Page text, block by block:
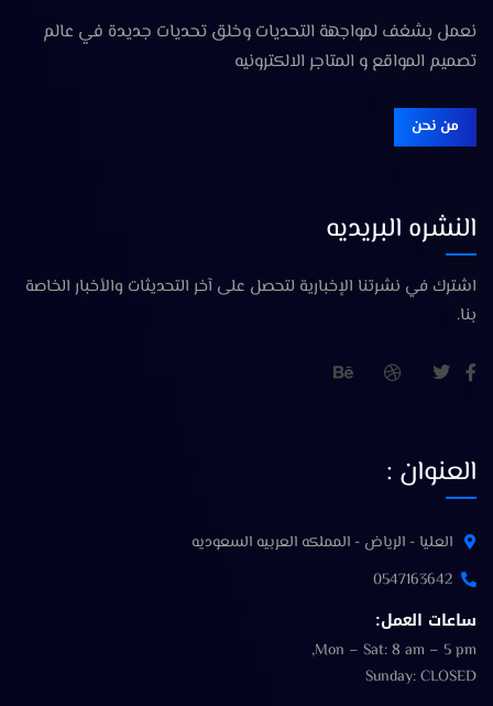
نعمل بشغف لمواجهة التحديات وخلق تحديات جديدة في عالم
تصميم المواقع و المتاجر الالكترونيه
من نحن
النشره البريديه
اشترك في نشرتنا الإخبارية لتحصل على آخر التحديثات والأخبار الخاصة
بنا.
العنوان :
العليا - الرياض - المملكه العربيه السعوديه
0547163642
ساعات العمل:
Mon – Sat: 8 am – 5 pm,
Sunday: CLOSED